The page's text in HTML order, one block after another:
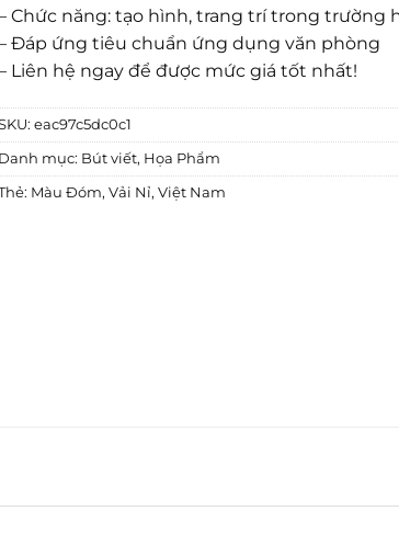
Chức năng: tạo hình, trang trí trong trường
Đáp ứng tiêu chuẩn ứng dụng văn phòng
Liên hệ ngay để được mức giá tốt nhất!
eac97c5dc0c1
Danh mục: Bút viết, Họa Phẩm
Màu Đóm, Vải Nỉ, Việt Nam